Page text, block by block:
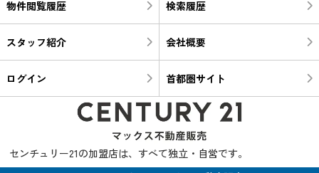
物件閲覧履歴 検索履歴
スタッフ紹介 会社概要
ログイン 首都圏サイト
センチュリー21の加盟店は、すべて独立・自営です。